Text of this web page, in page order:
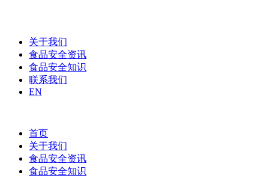
关于我们
食品安全资讯
食品安全知识
联系我们
EN
首页
关于我们
食品安全资讯
食品安全知识